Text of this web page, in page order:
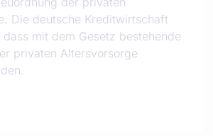
Die deutsche Kreditwirtschaft
mit dem Gesetz bestehende
privaten Altersvorsorge